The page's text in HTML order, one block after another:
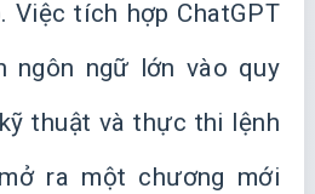
Việc tích hợp ChatGPT
ngôn ngữ lớn vào quy
thuật và thực thi lệnh
ra một chương mới